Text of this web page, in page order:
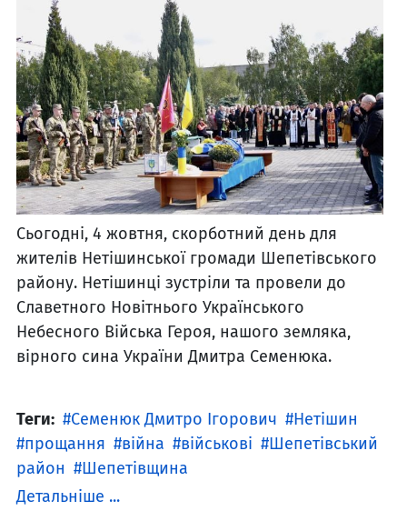
Сьогодні, 4 жовтня, скорботний день для
жителів Нетішинської громади Шепетівського
району. Нетішинці зустріли та провели до
Славетного Новітнього Українського
Небесного Війська Героя, нашого земляка,
вірного сина України Дмитра Семенюка.
Теги: Семенюк Дмитро Ігорович
Нетішин
прощання
війна військові
Шепетівський
район
Шепетівщина
Детальніше ...